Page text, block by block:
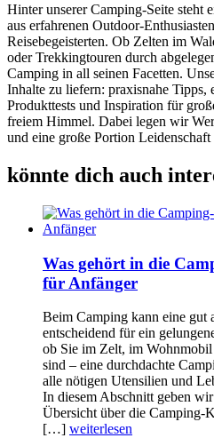
Hinter unserer Camping-Seite steht
aus erfahrenen Outdoor-
Reisebegeisterten. Ob Zelten im
oder Trekkingtouren durch
Camping in all seinen Facetten.
Inhalte zu liefern: praxisnahe Tipps,
Produkttests und Inspiration für
freiem Himmel. Dabei legen wir
und eine große Portion
könnte dich auch
Was gehört in die
für Anfänger
Beim Camping kann eine gut
entscheidend für ein
ob Sie im Zelt, im
sind – eine durchdachte
alle nötigen Utensilien und
In diesem Abschnitt geben
Übersicht über die Camping-
[…] weiterlesen